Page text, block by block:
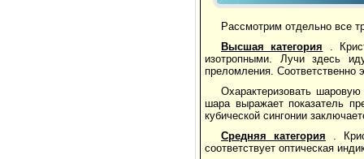
Рассмотрим отдельно все
Высшая категория
.
изотропными. Лучи здесь
преломления. Соответственно
Охарактеризовать
шара выражает показатель
кубической сингонии
Средняя категория
.
соответствует оптическая